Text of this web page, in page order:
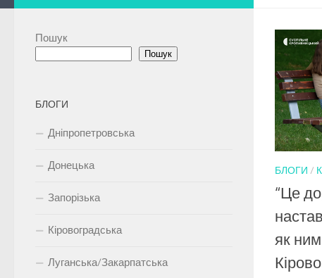
БЛОГИ /
“Це
як
Пошук
Пошук
БЛОГИ
Дніпропетровська
Донецька
Запорізька
Кіровоградська
Луганська/Закарпатська